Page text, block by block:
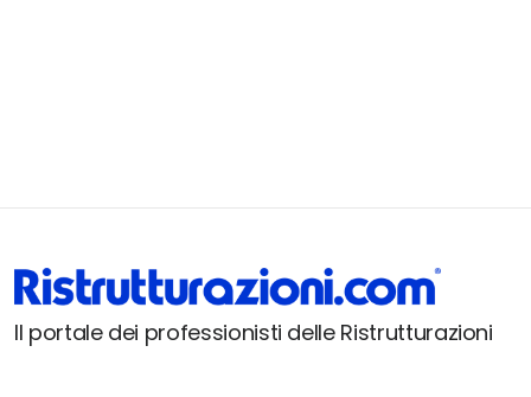
Il portale dei professionisti delle Ristrutturazioni